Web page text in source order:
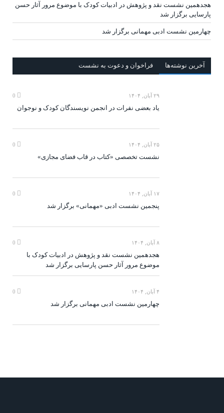
هجدهمین نشست نقد و پژوهش در ادبیات کودک با موضوع مرور آثار حسن
پارسایی برگزار شد
چهارمین نشست ادبی مهمانی برگزار شد
آخرين‌ نوشته‌ها فراخوان و دعوت به نشست
۲۹ آبان, ۱۴۰۴
یاد بعضی نفرات در انجمن نویسندگان کودک و نوجوان
۲۵ آبان, ۱۴۰۴
نشست تخصصی «کتاب در قاب فضای مجازی»
۱۷ آبان, ۱۴۰۴
پنجمین نشست ادبی «مهمانی» برگزار شد
۸ آبان, ۱۴۰۴
هجدهمین نشست نقد و پژوهش در ادبیات کودک با
موضوع مرور آثار حسن پارسایی برگزار شد
۴ آبان, ۱۴۰۴
چهارمین نشست ادبی مهمانی برگزار شد